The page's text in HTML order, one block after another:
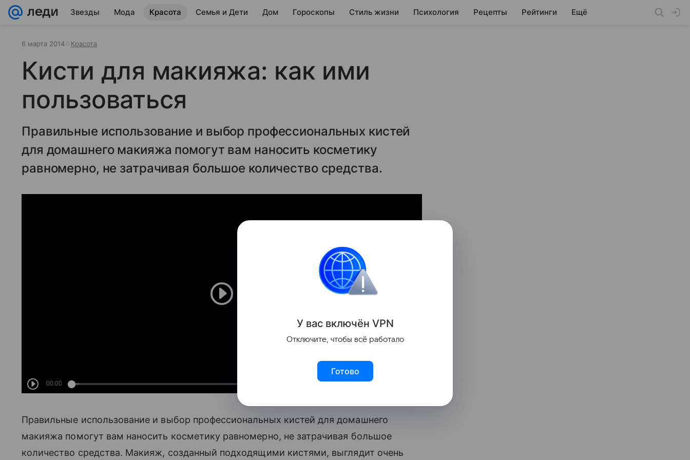
Звезды Мода Красота Семья и Дети Дом Гороскопы Стиль жизни Психология Рецепты Рейтинги Ещё
6 марта 2014 Красота
Кисти для макияжа: как ими
пользоваться
Правильные использование и выбор профессиональных кистей
для домашнего макияжа помогут вам наносить косметику
равномерно, не затрачивая большое количество средства.
Правильные использование и выбор профессиональных кистей для домашнего
макияжа помогут вам наносить косметику равномерно, не затрачивая большое
количество средства. Макияж, созданный подходящими кистями, выглядит очень
У вас включён VPN
Отключите, чтобы всё работало
Готово